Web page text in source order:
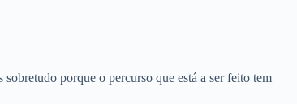
porque o percurso que está a ser feito tem